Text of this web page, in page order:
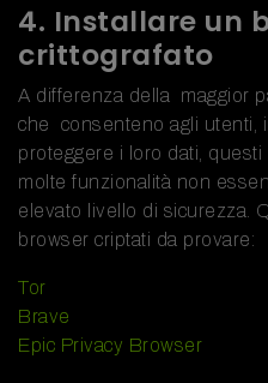
4. Installare un
crittografato
A differenza della maggior
che consenteno agli utenti,
proteggere i loro dati,
molte funzionalità non
elevato livello di sicurezza.
browser criptati da provare:
Tor
Brave
Epic Privacy Browser